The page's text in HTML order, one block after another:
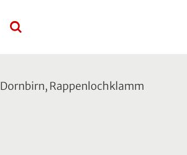
Dornbirn, Rappenlochklamm